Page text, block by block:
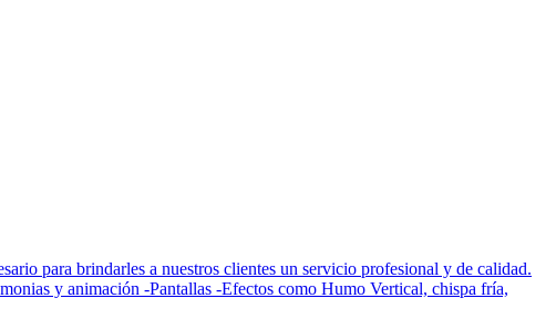
para brindarles a nuestros clientes un servicio profesional y de calidad.
y animación -Pantallas -Efectos como Humo Vertical, chispa fría,